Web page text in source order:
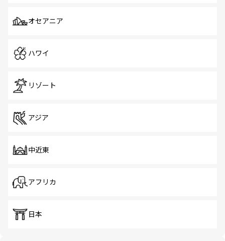
オセアニア
ハワイ
リゾート
アジア
中近東
アフリカ
日本